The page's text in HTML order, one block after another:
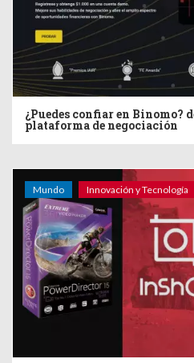
¿Puedes confiar en Binomo?
plataforma de negociación
Mundo Innovación y Tecnología